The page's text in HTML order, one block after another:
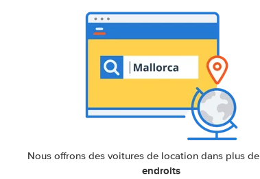
Nous offrons des voitures de location dans plus de
endroits